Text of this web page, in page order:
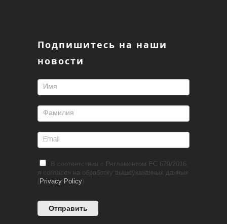
Подпишитесь на наши
новости
В соответствии с Регламентом ЕС 679/2016,
я согласен на обработку вышеуказанных данных
(Privacy Policy)